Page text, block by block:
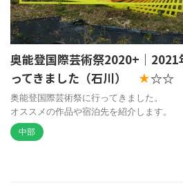
奥能登国際芸術祭2020+｜2021
ってきました（石川）
★☆☆
奥能登国際芸術祭に行ってきました。
オススメの作品や宿泊先を紹介します。
中部